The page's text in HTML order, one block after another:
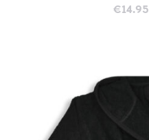
€14.95